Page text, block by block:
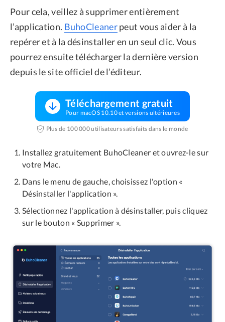
Pour cela, veillez à supprimer entièrement
l’application. BuhoCleanerpeut vous aider à la
repérer et à la désinstaller en un seul clic. Vous
pourrez ensuite télécharger la dernière version
depuis le site officiel de l’éditeur.
Téléchargement gratuit
Pour macOS 10.10 et versions ultérieures
Plus de 100 000 utilisateurs satisfaits dans le monde
Installez gratuitement BuhoCleaner et ouvrez-le sur
votre Mac.
Dans le menu de gauche, choisissez l'option «
Désinstaller l'application ».
Sélectionnez l'application à désinstaller, puis cliquez
sur le bouton « Supprimer ».